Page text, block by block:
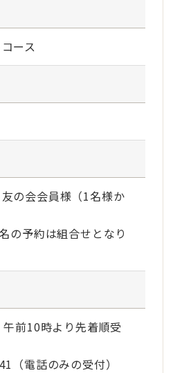
ース
の会会員様（1名様か
の予約は組合せとなり
前10時より先着順受
電話のみの受付）